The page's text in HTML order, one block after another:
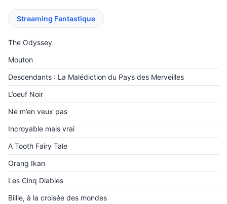
Streaming Fantastique
The Odyssey
Mouton
Descendants : La Malédiction du Pays des Merveilles
L’oeuf Noir
Ne m’en veux pas
Incroyable mais vrai
A Tooth Fairy Tale
Orang Ikan
Les Cinq Diables
Billie, à la croisée des mondes